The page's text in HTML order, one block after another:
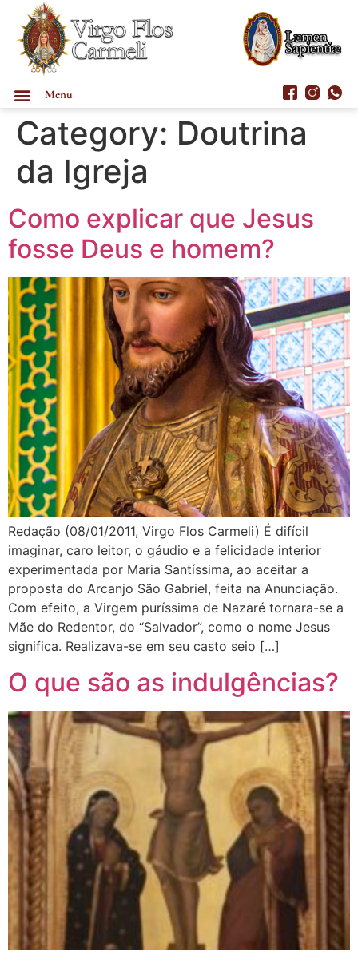
Menu
Category: Doutrina
da Igreja
Como explicar que Jesus
fosse Deus e homem?
Redação (08/01/2011, Virgo Flos Carmeli) É difícil
imaginar, caro leitor, o gáudio e a felicidade interior
experimentada por Maria Santíssima, ao aceitar a
proposta do Arcanjo São Gabriel, feita na Anunciação.
Com efeito, a Virgem puríssima de Nazaré tornara-se a
Mãe do Redentor, do “Salvador”, como o nome Jesus
significa. Realizava-se em seu casto seio […]
O que são as indulgências?